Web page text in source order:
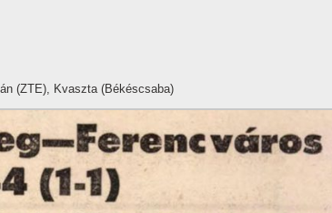
(ZTE), Kvaszta (Békéscsaba)